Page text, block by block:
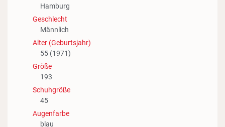
Hamburg
Geschlecht
Männlich
Alter (Geburtsjahr)
55 (1971)
Größe
193
Schuhgröße
45
Augenfarbe
blau